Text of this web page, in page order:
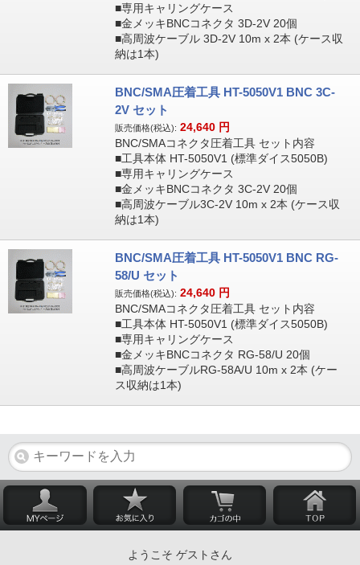
■専用キャリングケース
■金メッキBNCコネクタ 3D-2V 20個
■高周波ケーブル 3D-2V 10m x 2本 (ケース収
納は1本)
BNC/SMA圧着工具 HT-5050V1 BNC 3C-
2V セット
販売価格(税込): 24,640 円
BNC/SMAコネクタ圧着工具 セット内容
■工具本体 HT-5050V1 (標準ダイス5050B)
■専用キャリングケース
■金メッキBNCコネクタ 3C-2V 20個
■高周波ケーブル3C-2V 10m x 2本 (ケース収
納は1本)
BNC/SMA圧着工具 HT-5050V1 BNC RG-
58/U セット
販売価格(税込): 24,640 円
BNC/SMAコネクタ圧着工具 セット内容
■工具本体 HT-5050V1 (標準ダイス5050B)
■専用キャリングケース
■金メッキBNCコネクタ RG-58/U 20個
■高周波ケーブルRG-58A/U 10m x 2本 (ケー
ス収納は1本)
ようこそ ゲストさん